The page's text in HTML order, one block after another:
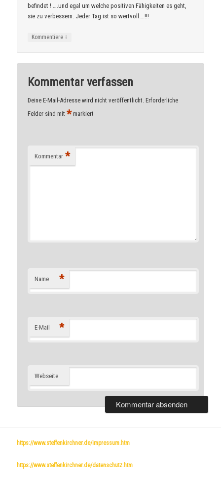
befindet ! ….und egal um welche positiven Fähigkeiten es geht,
sie zu verbessern. Jeder Tag ist so wertvoll….!!!
Kommentiere ↓
Kommentar verfassen
Deine E-Mail-Adresse wird nicht veröffentlicht. Erforderliche
Felder sind mit*markiert
Kommentar *
Name *
E-Mail *
Webseite
https://www.steffenkirchner.de/impressum.htm
https://www.steffenkirchner.de/datenschutz.htm